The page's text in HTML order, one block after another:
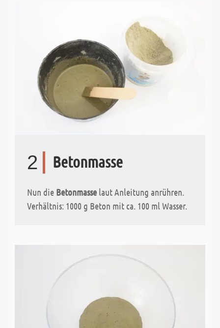
2 Betonmasse
Nun die Betonmasse laut Anleitung anrühren.
Verhältnis: 1000 g Beton mit ca. 100 ml Wasser.